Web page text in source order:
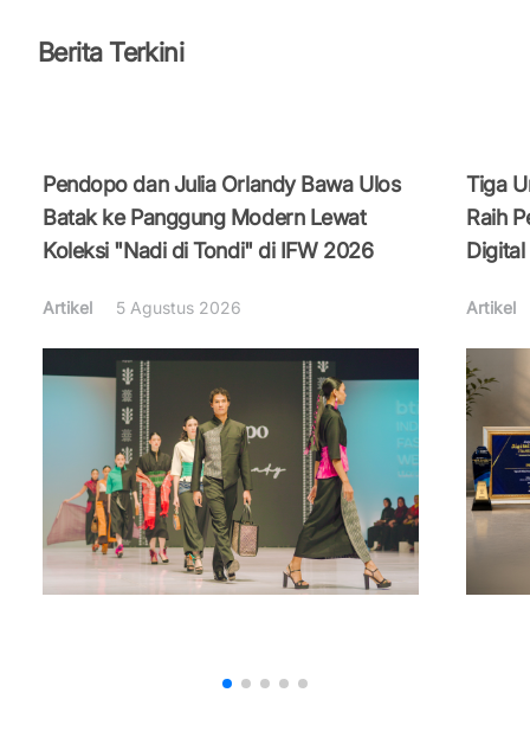
Berita Terkini
Pendopo dan Julia Orlandy Bawa Ulos
Batak ke Panggung Modern Lewat
Koleksi "Nadi di Tondi" di IFW 2026
Artikel 5 Agustus 2026
Tiga
Raih
Artikel